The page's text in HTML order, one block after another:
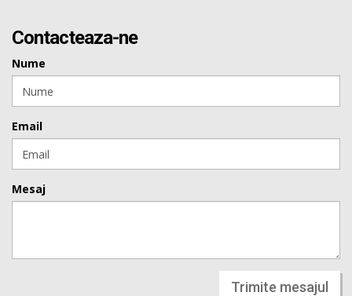
Contacteaza-ne
Nume
Email
Mesaj
Trimite mesajul